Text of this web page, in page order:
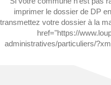
imprimer le dossier de DP
transmettez votre dossier à la
href="https://
administratives/particuliers/